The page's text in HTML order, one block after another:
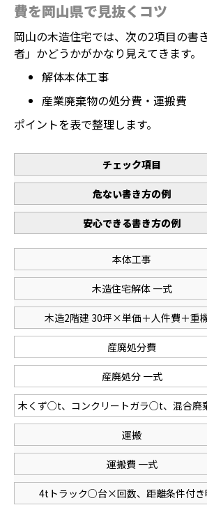
費を岡山県で見抜くコツ
岡山の木造住宅では、次の2項目の書
者」かどうかがかなり見えてきます。
解体本体工事
産業廃棄物の処分費・運搬費
ポイントを表で整理します。
チェック項目
危ない書き方の例
安心できる書き方の例
本体工事
木造住宅解体 一式
木造2階建 30坪×単価＋人件費＋重
産廃処分費
産廃処分 一式
木くず○t、コンクリートガラ○t、混合廃
運搬
運搬費 一式
4tトラック○台×回数、距離条件付き